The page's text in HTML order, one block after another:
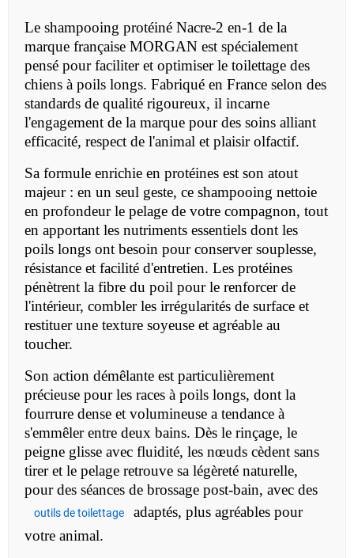
Le shampooing protéiné Nacre-2 en-1 de la
marque française MORGAN est spécialement
pensé pour faciliter et optimiser le toilettage des
chiens à poils longs. Fabriqué en France selon des
standards de qualité rigoureux, il incarne
l'engagement de la marque pour des soins alliant
efficacité, respect de l'animal et plaisir olfactif.
Sa formule enrichie en protéines est son atout
majeur : en un seul geste, ce shampooing nettoie
en profondeur le pelage de votre compagnon, tout
en apportant les nutriments essentiels dont les
poils longs ont besoin pour conserver souplesse,
résistance et facilité d'entretien. Les protéines
pénètrent la fibre du poil pour le renforcer de
l'intérieur, combler les irrégularités de surface et
restituer une texture soyeuse et agréable au
toucher.
Son action démêlante est particulièrement
précieuse pour les races à poils longs, dont la
fourrure dense et volumineuse a tendance à
s'emmêler entre deux bains. Dès le rinçage, le
peigne glisse avec fluidité, les nœuds cèdent sans
tirer et le pelage retrouve sa légèreté naturelle,
pour des séances de brossage post-bain, avec des
outils de toilettage
adaptés, plus agréables pour
votre animal.